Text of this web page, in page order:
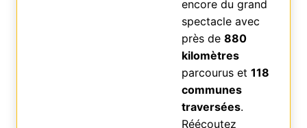
encore du grand
spectacle avec
près de 880
kilomètres
parcourus et 118
communes
traversées.
Réécoutez